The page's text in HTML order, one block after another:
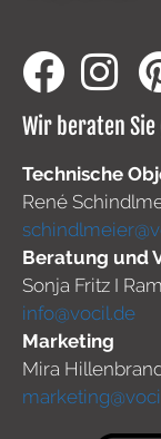
Wir beraten
Technische
René
Beratung und
Sonja Fritz I
info@vocil.de
Marketing
Mira